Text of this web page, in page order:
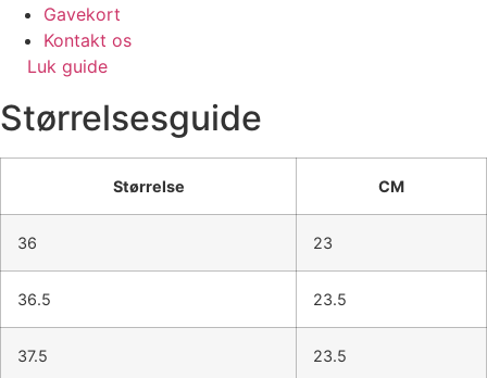
Gavekort
Kontakt os
Luk guide
Størrelsesguide
Størrelse CM
36 23
36.5 23.5
37.5 23.5